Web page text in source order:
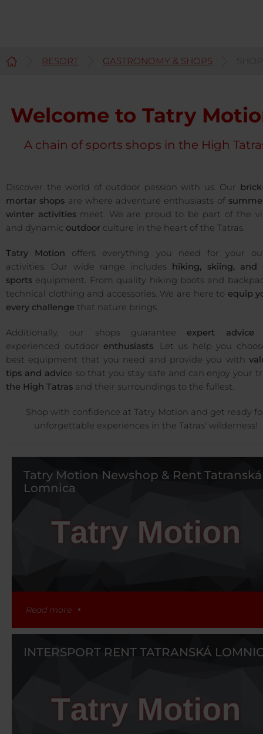
RESORT GASTRONOMY & SHOPS
Welcome to Tatry
A chain of sports shops in the High
Discover the world of outdoor passion with us. Our
mortar shops are where adventure enthusiasts of
winter activitiesmeet. We are proud to be part of the
and dynamic outdoor culture in the heart of the Tatras.
Tatry Motion offers everything you need for your
activities. Our wide range includes hiking, skiing, and
sports equipment. From quality hiking boots and
technical clothing and accessories. We are here to equip
every challenge that nature brings.
Additionally, our shops guarantee expert advice
experienced outdoor enthusiasts. Let us help you
best equipment that you need and provide you with
tips and advice so that you stay safe and can enjoy your
the High Tatras and their surroundings to the fullest.
Shop with confidence at Tatry Motion and get ready
unforgettable experiences in the Tatras' wilderness!
Tatry Motion Newshop & Rent Tatranská
Lomnica
Read more
INTERSPORT RENT TATRANSKÁ